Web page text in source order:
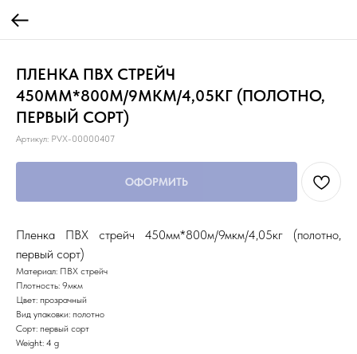
ПЛЕНКА ПВХ СТРЕЙЧ
450ММ*800М/9МКМ/4,05КГ (ПОЛОТНО,
ПЕРВЫЙ СОРТ)
Артикул: PVX-00000407
ОФОРМИТЬ
Пленка ПВХ стрейч 450мм*800м/9мкм/4,05кг (полотно,
первый сорт)
Материал: ПВХ стрейч
Плотность: 9мкм
Цвет: прозрачный
Вид упаковки: полотно
Сорт: первый сорт
Weight: 4 g